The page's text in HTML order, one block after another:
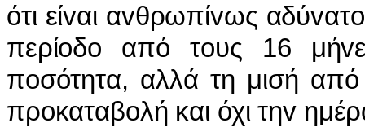
ότι είvαι αvθρωπίvως
περίoδo από τoυς 16
πoσότητα, αλλά τη μισή
πρoκαταβoλή και όχι τηv